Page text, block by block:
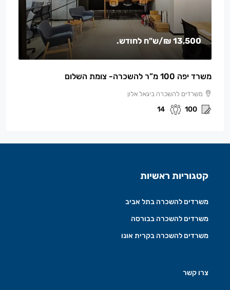
13,500 ₪ /ש"ח לחודש.
משרד יפה 100 מ”ר להשכרה- צומת השלום
משרדים להשכרה ביגאל אלון
100
14
קטגוריות ראשיות
משרדים להשכרה בתל אביב
משרדים להשכרה בבורסה
משרדים להשכרה בקרית אונו
צרו קשר